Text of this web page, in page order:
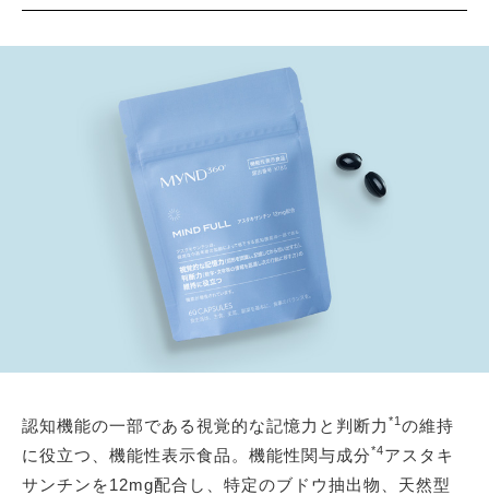
認知機能の一部である視覚的な記憶力と判断力 *1 の維持
に役立つ、機能性表示食品。機能性関与成分*4アスタキ
サンチンを12mg配合し、特定のブドウ抽出物、天然型